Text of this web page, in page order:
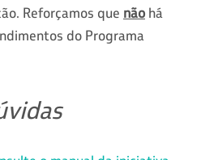
Reforçamos que não há
do Programa